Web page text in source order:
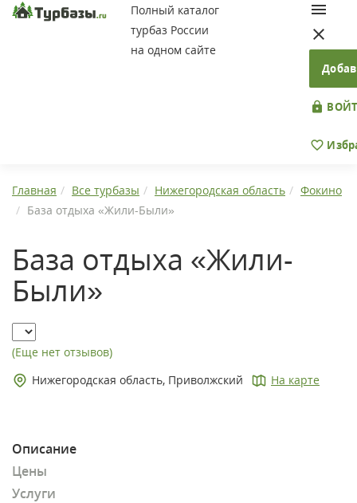
Полный каталог
турбаз России
на одном сайте
Главная Все турбазы Нижегородская область
Фокино
База отдыха «Жили-Были»
База отдыха «Жили-
Были»
(Еще нет отзывов)
Нижегородская область, Приволжский
На карте
Описание
Цены
Услуги